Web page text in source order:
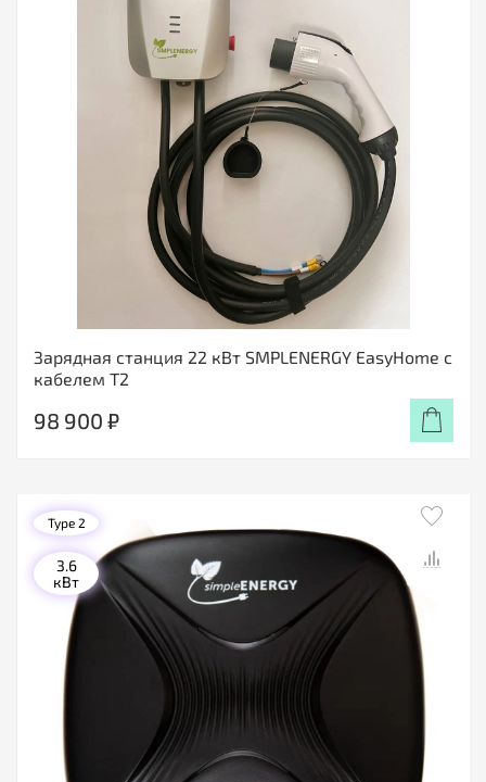
Зарядная станция 22 кВт SMPLENERGY EasyHome с
кабелем T2
98 900 ₽
Type 2
3.6
кВт